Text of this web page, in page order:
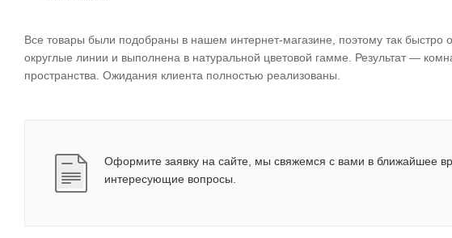
Все товары были подобраны в нашем интернет-магазине, поэтому так
округлые линии и выполнена в натуральной цветовой гамме. Результат —
пространства. Ожидания клиента полностью реализованы.
Оформите заявку на сайте, мы свяжемся с вами в ближайшее
интересующие вопросы.